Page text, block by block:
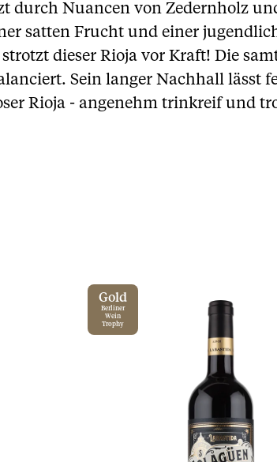
durch Nuancen von Zedernholz
satten Frucht und einer
dieser Rioja vor Kraft! Die
Sein langer Nachhall lässt
Rioja - angenehm trinkreif und
Gold
Berliner
Wein
Trophy